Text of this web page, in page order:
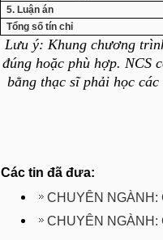
5. Luận án
Tổng số tín chỉ
Lưu ý: Khung chương
đúng hoặc phù hợp. NCS
bằng thạc sĩ phải học
Các tin đã đưa:
CHUYÊN NGÀNH:
CHUYÊN NGÀNH: